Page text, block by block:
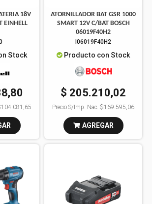
18V
EINHELL
Stock
ATORNILLADOR BAT GSR 1000
SMART 12V C/BAT BOSCH
06019F40H2
I06019F40H2
Producto con Stock
$ 205.210,02
Precio S/Imp. Nac.:$169.595,06
AGREGAR